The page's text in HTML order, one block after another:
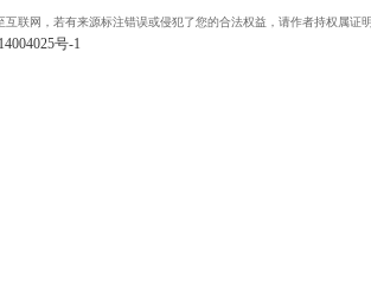
互联网，若有来源标注错误或侵犯了您的合法权益，请作者持权属证
号-1